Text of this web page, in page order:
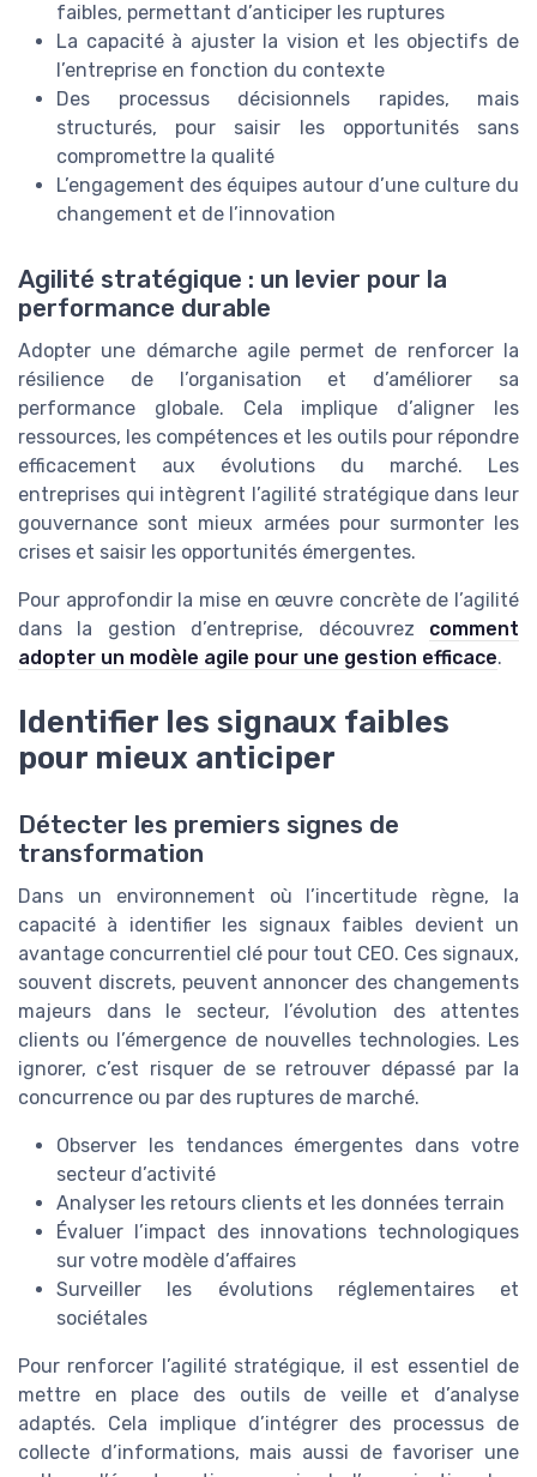
faibles, permettant d’anticiper les ruptures
La capacité à ajuster la vision et les objectifs de
l’entreprise en fonction du contexte
Des processus décisionnels rapides, mais
structurés, pour saisir les opportunités sans
compromettre la qualité
L’engagement des équipes autour d’une culture du
changement et de l’innovation
Agilité stratégique : un levier pour la
performance durable
Adopter une démarche agile permet de renforcer la
résilience de l’organisation et d’améliorer sa
performance globale. Cela implique d’aligner les
ressources, les compétences et les outils pour répondre
efficacement aux évolutions du marché. Les
entreprises qui intègrent l’agilité stratégique dans leur
gouvernance sont mieux armées pour surmonter les
crises et saisir les opportunités émergentes.
Pour approfondir la mise en œuvre concrète de l’agilité
dans la gestion d’entreprise, découvrez comment
adopter un modèle agile pour une gestion efficace.
Identifier les signaux faibles
pour mieux anticiper
Détecter les premiers signes de
transformation
Dans un environnement où l’incertitude règne, la
capacité à identifier les signaux faibles devient un
avantage concurrentiel clé pour tout CEO. Ces signaux,
souvent discrets, peuvent annoncer des changements
majeurs dans le secteur, l’évolution des attentes
clients ou l’émergence de nouvelles technologies. Les
ignorer, c’est risquer de se retrouver dépassé par la
concurrence ou par des ruptures de marché.
Observer les tendances émergentes dans votre
secteur d’activité
Analyser les retours clients et les données terrain
Évaluer l’impact des innovations technologiques
sur votre modèle d’affaires
Surveiller les évolutions réglementaires et
sociétales
Pour renforcer l’agilité stratégique, il est essentiel de
mettre en place des outils de veille et d’analyse
adaptés. Cela implique d’intégrer des processus de
collecte d’informations, mais aussi de favoriser une